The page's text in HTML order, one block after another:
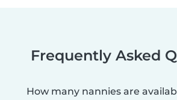
Frequently Asked
How many nannies are